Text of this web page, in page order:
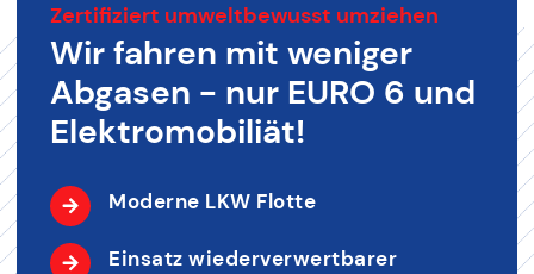
Zertifiziert umweltbewusst umziehen
Wir fahren mit weniger
Abgasen - nur EURO 6 und
Elektromobiliät!
Moderne LKW Flotte
Einsatz wiederverwertbarer